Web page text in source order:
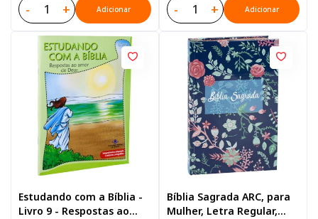
- + Adicionar - + Adicionar
Estudando com a Bíblia -
Livro 9 - Respostas ao
Bíblia Sagrada ARC, para
Mulher, Letra Regular,